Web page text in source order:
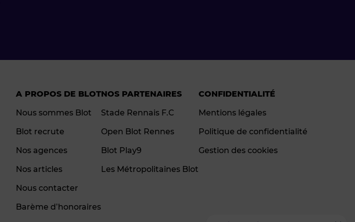
A PROPOS DE BLOT
Nous sommes Blot
Blot recrute
Nos agences
Nos articles
Nous contacter
Barème d’honoraires
NOS PARTENAIRES
Stade Rennais F.C
Open Blot Rennes
Blot Play9
Les Métropolitaines Blot
CONFIDENTIALITÉ
Mentions légales
Politique de confidentialité
Gestion des cookies